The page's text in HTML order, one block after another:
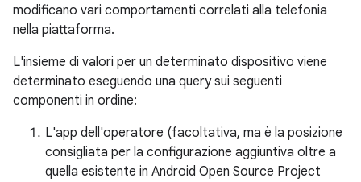
modificano vari comportamenti correlati alla telefonia
nella piattaforma.
L'insieme di valori per un determinato dispositivo viene
determinato eseguendo una query sui seguenti
componenti in ordine:
L'app dell'operatore (facoltativa, ma è la posizione
consigliata per la configurazione aggiuntiva oltre a
quella esistente in Android Open Source Project